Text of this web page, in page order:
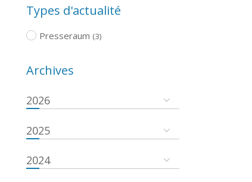
Types d'actualité
Presseraum (3)
Archives
2026
2025
2024